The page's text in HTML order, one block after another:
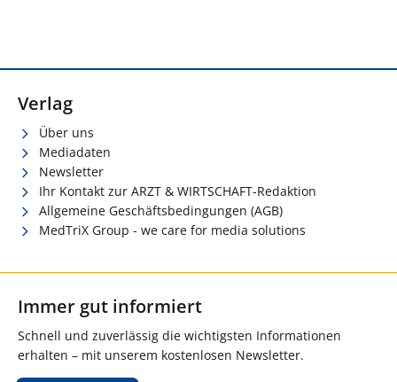
Verlag
Über uns
Mediadaten
Newsletter
Ihr Kontakt zur ARZT & WIRTSCHAFT-Redaktion
Allgemeine Geschäftsbedingungen (AGB)
MedTriX Group - we care for media solutions
Immer gut informiert
Schnell und zuverlässig die wichtigsten Informationen
erhalten – mit unserem kostenlosen Newsletter.